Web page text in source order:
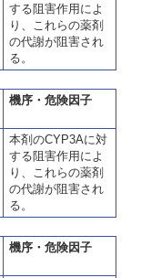
する阻害作用によ
り、これらの薬剤
の代謝が阻害され
る。
機序・危険因子
本剤のCYP3Aに対
する阻害作用によ
り、これらの薬剤
の代謝が阻害され
る。
機序・危険因子